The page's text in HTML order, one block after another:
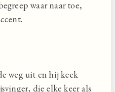
waar naar toe,
weg uit en hij keek
die elke keer als